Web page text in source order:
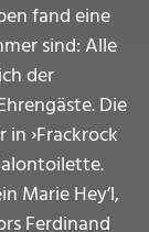
fand eine
sind: Alle
der
Die
›Frackrock
Marie Hey’l,
Ferdinand